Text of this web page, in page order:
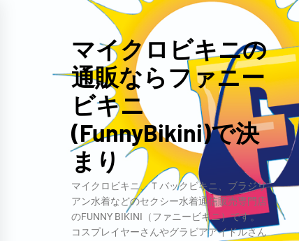
マイクロビキニの
通販ならファニー
ビキニ
(FunnyBikini)で決
まり
マイクロビキニ、Ｔバックビキニ、ブラジリ
アン水着などのセクシー水着通信販売専門店
のFUNNY BIKINI（ファニービキニ）です。
コスプレイヤーさんやグラビアアイドルさん